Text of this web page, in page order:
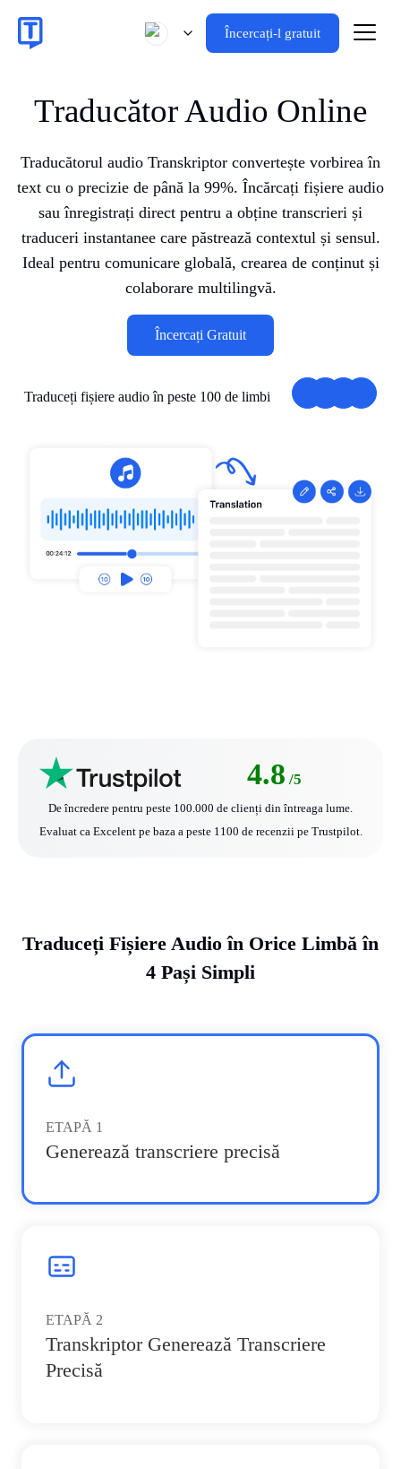
Încercați-l gratuit
Traducător Audio Online
Traducătorul audio Transkriptor convertește vorbirea în
text cu o precizie de până la 99%. Încărcați fișiere audio
sau înregistrați direct pentru a obține transcrieri și
traduceri instantanee care păstrează contextul și sensul.
Ideal pentru comunicare globală, crearea de conținut și
colaborare multilingvă.
Încercați Gratuit
Traduceți fișiere audio în peste 100 de limbi
4.8 /5
De încredere pentru peste 100.000 de clienți din întreaga lume.
Evaluat ca Excelent pe baza a peste 1100 de recenzii pe Trustpilot.
Traduceți Fișiere Audio în Orice Limbă în
4 Pași Simpli
ETAPĂ 1
Generează transcriere precisă
ETAPĂ 2
Transkriptor Generează Transcriere
Precisă